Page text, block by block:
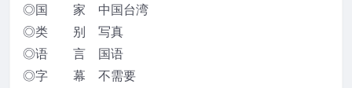
◎国 家 中国台湾
◎类 别 写真
◎语 言 国语
◎字 幕 不需要